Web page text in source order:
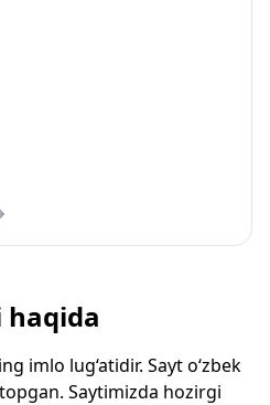
imlo lug‘atidir. Sayt o‘zbek
Saytimizda hozirgi